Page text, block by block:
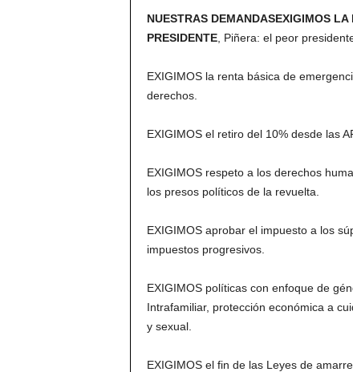
NUESTRAS DEMANDASEXIGIMOS
PRESIDENTE, Piñera: el peor
EXIGIMOS la renta básica de
derechos.
EXIGIMOS el retiro del 10% desde las
EXIGIMOS respeto a los derechos
los presos políticos de la revuelta.
EXIGIMOS aprobar el impuesto a los
impuestos progresivos.
EXIGIMOS políticas con enfoque de
Intrafamiliar, protección económica a
y sexual.
EXIGIMOS el fin de las Leyes de